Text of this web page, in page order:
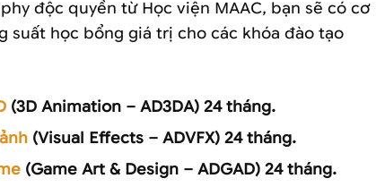
độc quyền từ Học viện MAAC, bạn sẽ có cơ
suất học bổng giá trị cho các khóa đào tạo
(3D Animation – AD3DA) 24 tháng.
(Visual Effects – ADVFX) 24 tháng.
(Game Art & Design – ADGAD) 24 tháng.